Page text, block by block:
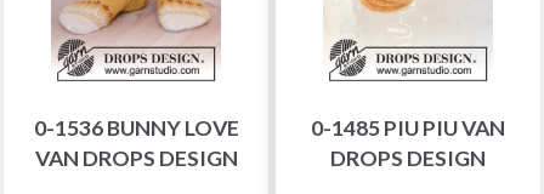
0-1536 BUNNY LOVE
VAN DROPS DESIGN
0-1485 PIU PIU VAN
DROPS DESIGN